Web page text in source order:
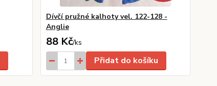
Dívčí pružné kalhoty vel. 122-128 -
Anglie
88 Kč/ks
Přidat do košíku